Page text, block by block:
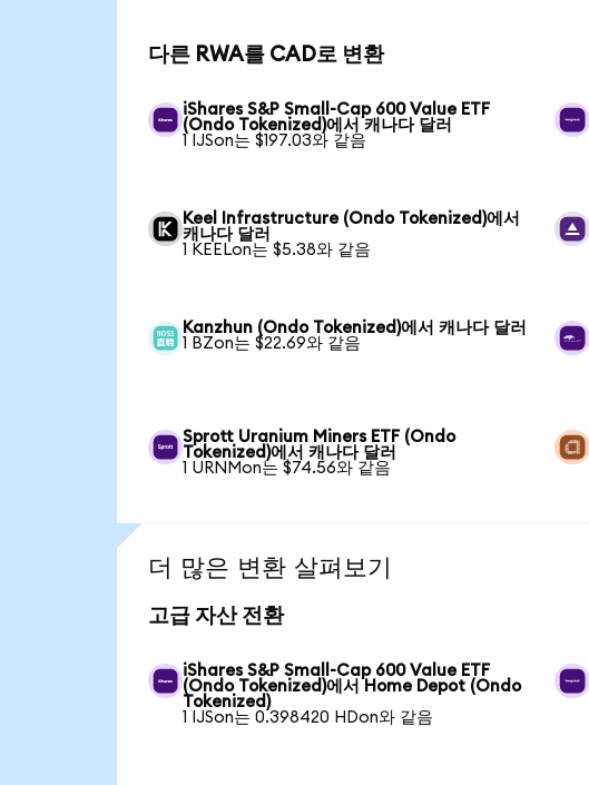
다른 RWA를 CAD로 변환
iShares S&P Small-Cap 600 Value ETF
(Ondo Tokenized)에서 캐나다 달러
1 IJSon는 $197.03와 같음
Keel Infrastructure (Ondo Tokenized)에서
캐나다 달러
1 KEELon는 $5.38와 같음
Kanzhun (Ondo Tokenized)에서 캐나다 달러
1 BZon는 $22.69와 같음
Sprott Uranium Miners ETF (Ondo
Tokenized)에서 캐나다 달러
1 URNMon는 $74.56와 같음
더 많은 변환 살펴보기
고급 자산 전환
iShares S&P Small-Cap 600 Value ETF
(Ondo Tokenized)에서 Home Depot (Ondo
Tokenized)
1 IJSon는 0.398420 HDon와 같음